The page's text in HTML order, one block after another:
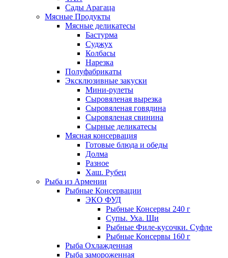
Сады Арагаца
Мясные Продукты
Мясные деликатесы
Бастурма
Суджух
Колбасы
Нарезка
Полуфабрикаты
Эксклюзивные закуски
Мини-рулеты
Сыровяленая вырезка
Сыровяленая говядина
Сыровяленая свинина
Сырные деликатесы
Мясная консервация
Готовые блюда и обеды
Долма
Разное
Хаш. Рубец
Рыба из Армении
Рыбные Консервации
ЭКО ФУД
Рыбные Консервы 240 г
Супы. Уха. Щи
Рыбные Филе-кусочки. Суфле
Рыбные Консервы 160 г
Рыба Охлажденная
Рыба замороженная